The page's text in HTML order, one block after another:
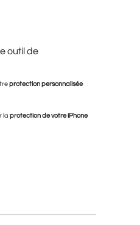
outil de
protection personnalisée
la protection de votre iPhone